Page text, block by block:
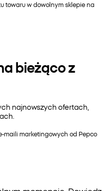
towaru w dowolnym sklepie na
bieżąco z
najnowszych ofertach,
maili marketingowych od Pepco